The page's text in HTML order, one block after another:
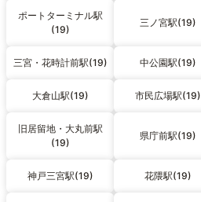
ポートターミナル駅
(19)
三ノ宮駅(19)
三宮・花時計前駅(19) 中公園駅(19)
大倉山駅(19) 市民広場駅(19)
旧居留地・大丸前駅
(19)
県庁前駅(19)
神戸三宮駅(19) 花隈駅(19)